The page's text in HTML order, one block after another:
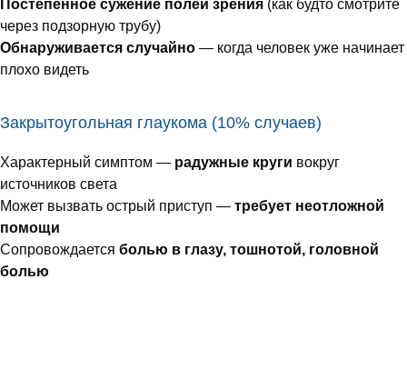
Постепенное сужение полей зрения (как будто смотрите
через подзорную трубу)
Обнаруживается случайно — когда человек уже начинает
плохо видеть
Закрытоугольная глаукома (10% случаев)
Характерный симптом — радужные круги вокруг
источников света
Может вызвать острый приступ — требует неотложной
помощи
Сопровождается болью в глазу, тошнотой, головной
болью